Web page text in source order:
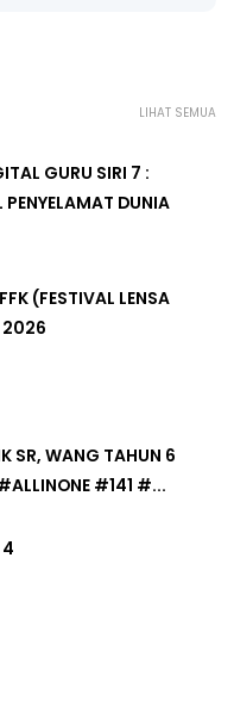
LIHAT SEMUA
GURU SIRI 7 :
DUNIA
(FESTIVAL LENSA
2026
SR, WANG TAHUN 6
#141 #...